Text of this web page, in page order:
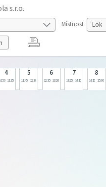
s.r.o.
Místnost
4
11:35
5
11:45 12:30
6
12:35 13:20
7
13:25 14:10
8
14:15 15:00